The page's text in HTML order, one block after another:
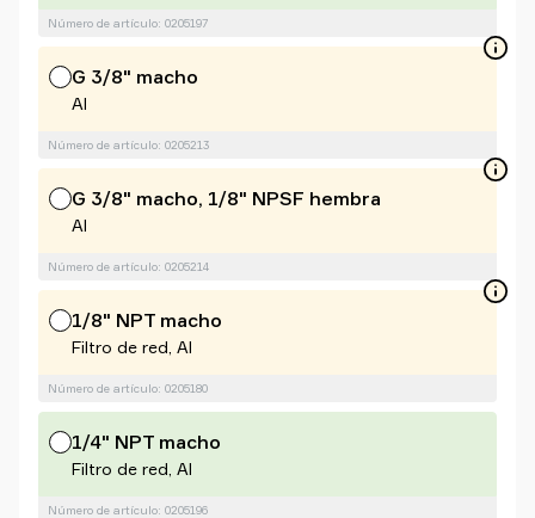
Número de artículo: 0205197
G 3/8" macho
Al
Número de artículo: 0205213
G 3/8" macho, 1/8" NPSF hembra
Al
Número de artículo: 0205214
1/8" NPT macho
Filtro de red, Al
Número de artículo: 0205180
1/4" NPT macho
Filtro de red, Al
Número de artículo: 0205196